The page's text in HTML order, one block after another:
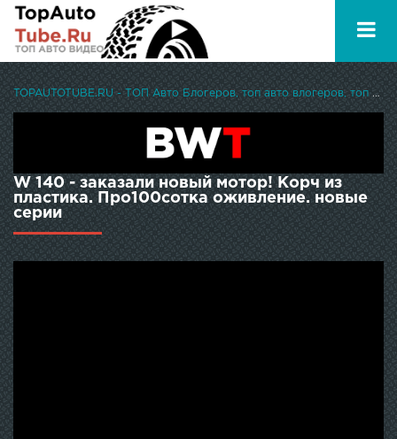
TOPAUTOTUBE.RU - ТОП Авто Блогеров, топ авто влогеров, топ авто ютуберов
W 140 - заказали новый мотор! Корч из
пластика. Про100сотка оживление. новые
серии